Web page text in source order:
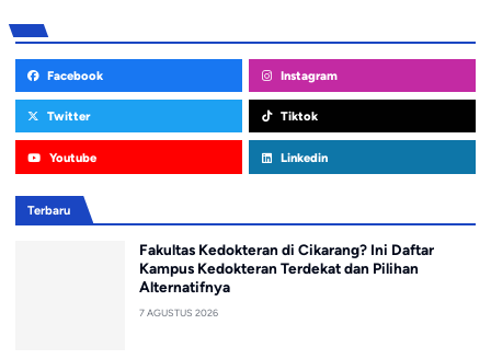
Facebook Instagram
Twitter Tiktok
Youtube Linkedin
Terbaru
Fakultas Kedokteran di Cikarang? Ini Daftar
Kampus Kedokteran Terdekat dan Pilihan
Alternatifnya
7 AGUSTUS 2026